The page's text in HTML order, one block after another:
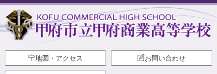
地図・アクセス お問い合わせ